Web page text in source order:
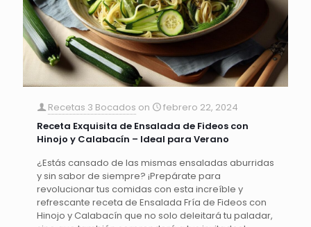
Recetas 3 Bocados on
febrero 22, 2024
Receta Exquisita de Ensalada de Fideos con
Hinojo y Calabacín – Ideal para Verano
¿Estás cansado de las mismas ensaladas aburridas
y sin sabor de siempre? ¡Prepárate para
revolucionar tus comidas con esta increíble y
refrescante receta de Ensalada Fría de Fideos con
Hinojo y Calabacín que no solo deleitará tu paladar,